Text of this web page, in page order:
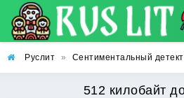
Руслит » Сентиментальный
512 килобайт